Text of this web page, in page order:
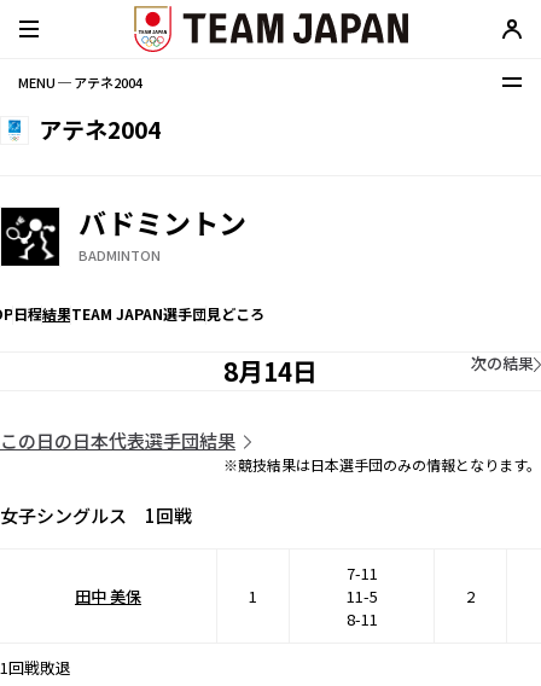
MENU ─ アテネ2004
アテネ2004
バドミントン
BADMINTON
日程結果TEAM JAPAN選手団見どころ
8月14日 次の結果
この日の日本代表選手団結果
※競技結果は日本選手団のみの情報となります。
女子シングルス 1回戦
田中 美保 1
7-11
11-5
8-11
2
1回戦敗退